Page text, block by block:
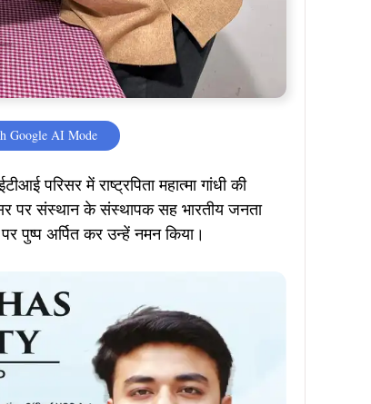
Google AI Mode
परिसर में राष्ट्रपिता महात्मा गांधी की
पर संस्थान के संस्थापक सह भारतीय जनता
पुष्प अर्पित कर उन्हें नमन किया।